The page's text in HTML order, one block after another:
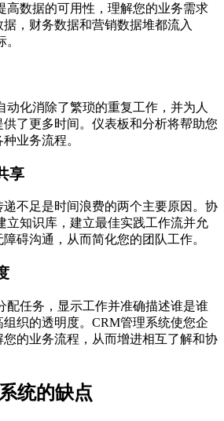
数据的可用性，理解您的业务需求
，财务数据和营销数据堆都流入
化消除了繁琐的重复工作，并为人
了更多时间。仪表板和分析将帮助您
业务流程。
享
足是时间浪费的两个主要原因。协
立知识库，建立最佳实践工作流并允
碍沟通，从而简化您的团队工作。
任务，显示工作并准确描述谁是谁
织的透明度。CRM管理系统使您企
的业务流程，从而增进相互了解和协
的缺点